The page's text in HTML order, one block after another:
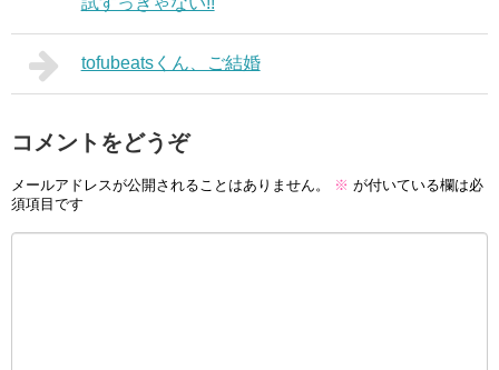
tofubeatsくん、ご結婚
コメントをどうぞ
メールアドレスが公開されることはありません。 ※ が付いている欄は必
須項目です